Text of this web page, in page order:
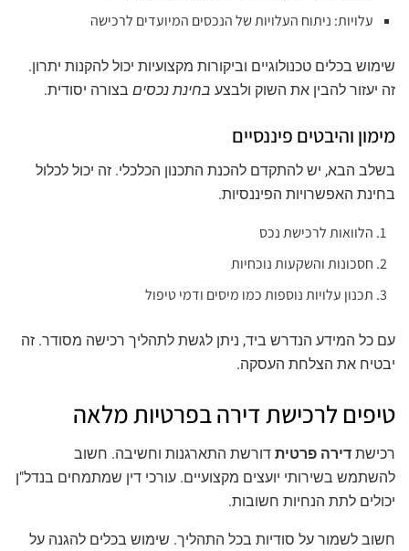
עלויות: ניתוח העלויות של הנכסים המיועדים לרכישה
שימוש בכלים טכנולוגיים וביקורות מקצועיות יכול להקנות יתרון.
זה יעזור להבין את השוק ולבצע בחינת נכסים בצורה יסודית.
מימון והיבטים פיננסיים
בשלב הבא, יש להתקדם להכנת התכנון הכלכלי. זה יכול לכלול
בחינת האפשרויות הפיננסיות.
הלוואות לרכישת נכס
חסכונות והשקעות נוכחיות
תכנון עלויות נוספות כמו מיסים ודמי טיפול
עם כל המידע הנדרש ביד, ניתן לגשת לתהליך רכישה מסודר. זה
יבטיח את הצלחת העסקה.
טיפים לרכישת דירה בפרטיות מלאה
רכישת דירה פרטית דורשת התארגנות וחשיבה. חשוב
להשתמש בשירותי יועצים מקצועיים. עורכי דין שמתמחים בנדל"ן
יכולים לתת הנחיות חשובות.
חשוב לשמור על סודיות בכל התהליך. שימוש בכלים להגנה על